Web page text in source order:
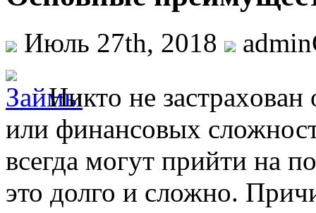
Июль 27th, 2018
Никтo нe
или финансовых
всегда могут прийти на
это долго и сложно.